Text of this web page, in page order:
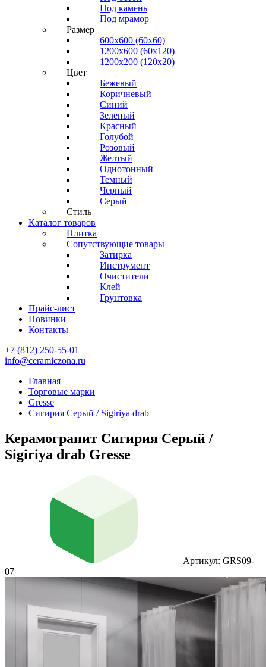
Под камень
Под мрамор
Размер
600х600 (60х60)
1200х600 (60х120)
1200х200 (120x20)
Цвет
Бежевый
Коричневый
Синий
Зеленый
Красный
Голубой
Розовый
Желтый
Однотонный
Темный
Черный
Серый
Стиль
Каталог товаров
Плитка
Сопутствующие товары
Затирка
Инструмент
Очистители
Клей
Грунтовка
Прайс-лист
Новинки
Контакты
+7 (812) 250-55-01
info@ceramiczona.ru
Главная
Торговые марки
Gresse
Сигирия Серый / Sigiriya drab
Керамогранит Сигирия Серый /
Sigiriya drab Gresse
Артикул: GRS09-
07